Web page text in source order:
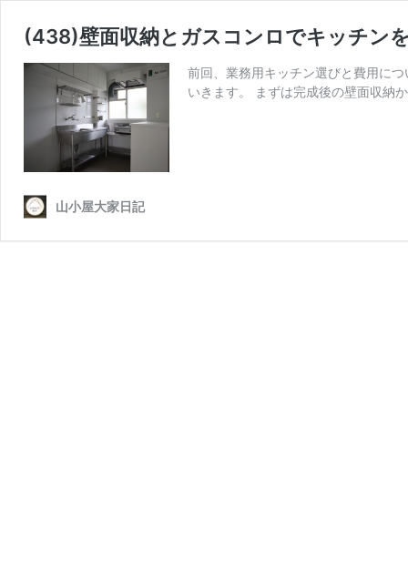
(438)壁面収納とガスコンロでキッチン
前回、業務用キッチン選びと費用に
いきます。 まずは完成後の壁面収納
山小屋大家日記